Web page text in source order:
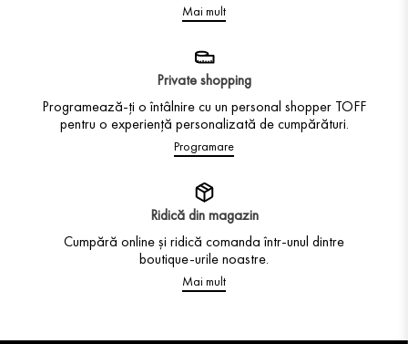
Mai mult
Private shopping
Programează-ți o întâlnire cu un personal shopper TOFF
pentru o experiență personalizată de cumpărături.
Programare
Ridică din magazin
Cumpără online și ridică comanda într-unul dintre
boutique-urile noastre.
Mai mult